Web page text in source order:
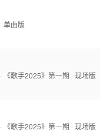
· 单曲版
· 《歌手2025》第一期 · 现场版
· 《歌手2025》第一期 · 现场版